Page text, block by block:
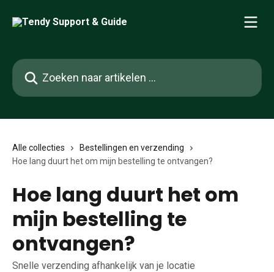
Zoeken naar artikelen ...
Alle collecties
Bestellingen en verzending
Hoe lang duurt het om mijn bestelling te ontvangen?
Hoe lang duurt het om
mijn bestelling te
ontvangen?
Snelle verzending afhankelijk van je locatie